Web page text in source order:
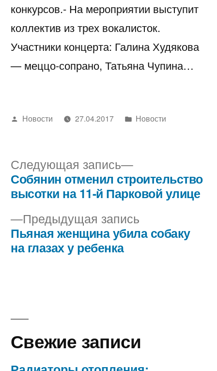
конкурсов.- На мероприятии выступит
коллектив из трех вокалисток.
Участники концерта: Галина Худякова
— меццо-сопрано, Татьяна Чупина…
Написано
Новости 27.04.2017
Написано
Новости
Навигация
записям
Предыдущая запись
запись:
Пьяная женщина убила собаку
на глазах у ребенка
Следующая запись
Следующая
запись:
Собянин отменил строительство
высотки на 11-й Парковой улице
Свежие записи